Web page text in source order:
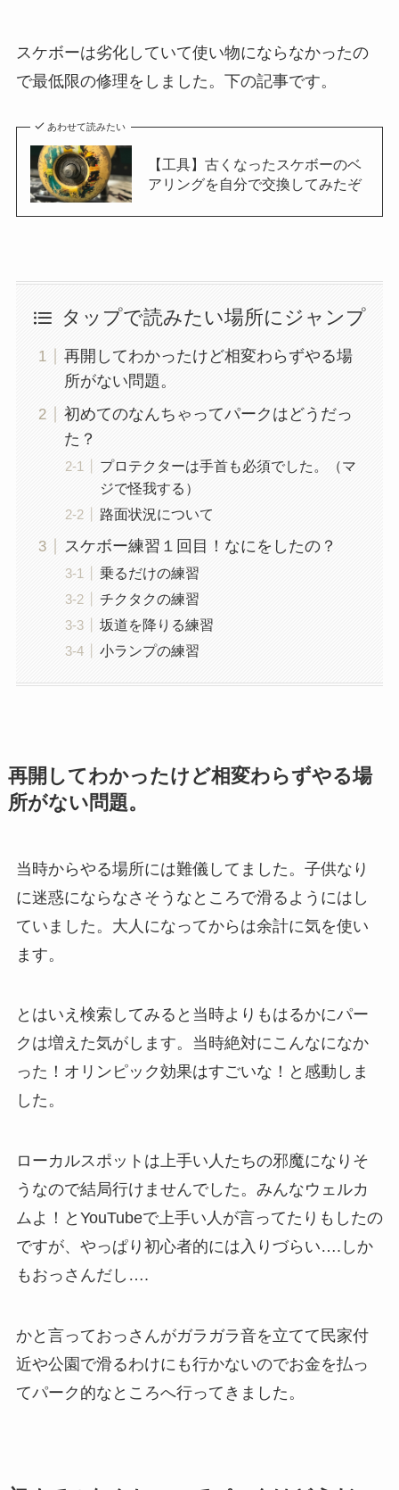
スケボーは劣化していて使い物にならなかったの
で最低限の修理をしました。下の記事です。
あわせて読みたい
【工具】古くなったスケボーのベ
アリングを自分で交換してみたぞ
タップで読みたい場所にジャンプ
再開してわかったけど相変わらずやる場
所がない問題。
初めてのなんちゃってパークはどうだっ
た？
プロテクターは手首も必須でした。（マ
ジで怪我する）
路面状況について
スケボー練習１回目！なにをしたの？
乗るだけの練習
チクタクの練習
坂道を降りる練習
小ランプの練習
再開してわかったけど相変わらずやる場
所がない問題。
当時からやる場所には難儀してました。子供なり
に迷惑にならなさそうなところで滑るようにはし
ていました。大人になってからは余計に気を使い
ます。
とはいえ検索してみると当時よりもはるかにパー
クは増えた気がします。当時絶対にこんなになか
った！オリンピック効果はすごいな！と感動しま
した。
ローカルスポットは上手い人たちの邪魔になりそ
うなので結局行けませんでした。みんなウェルカ
ムよ！とYouTubeで上手い人が言ってたりもしたの
ですが、やっぱり初心者的には入りづらい….しか
もおっさんだし….
かと言っておっさんがガラガラ音を立てて民家付
近や公園で滑るわけにも行かないのでお金を払っ
てパーク的なところへ行ってきました。